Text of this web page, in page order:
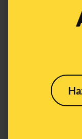
No,
limitar